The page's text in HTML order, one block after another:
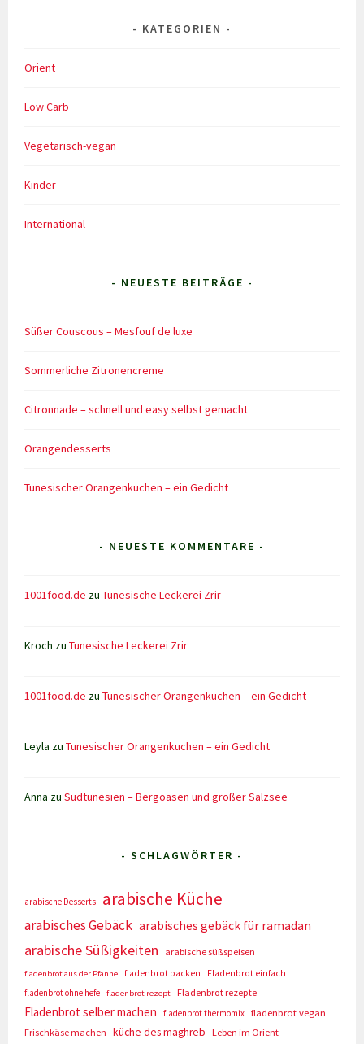
KATEGORIEN
Orient
Low Carb
Vegetarisch-vegan
Kinder
International
- NEUESTE BEITRÄGE -
Süßer Couscous – Mesfouf de luxe
Sommerliche Zitronencreme
Citronnade – schnell und easy selbst gemacht
Orangendesserts
Tunesischer Orangenkuchen – ein Gedicht
- NEUESTE KOMMENTARE -
1001food.de zuTunesische Leckerei Zrir
Kroch zuTunesische Leckerei Zrir
1001food.de zuTunesischer Orangenkuchen – ein Gedicht
Leyla zuTunesischer Orangenkuchen – ein Gedicht
Anna zuSüdtunesien – Bergoasen und großer Salzsee
- SCHLAGWÖRTER -
arabische Desserts arabische Küche
arabisches Gebäck arabisches gebäck für ramadan
arabische Süßigkeiten arabische süßspeisen
fladenbrot aus der Pfanne fladenbrot backen
Fladenbrot einfach
fladenbrot ohne hefe
fladenbrot rezept Fladenbrot rezepte
Fladenbrot selber machen fladenbrot thermomix fladenbrot vegan
Frischkäse machen
küche des maghreb
Leben im Orient